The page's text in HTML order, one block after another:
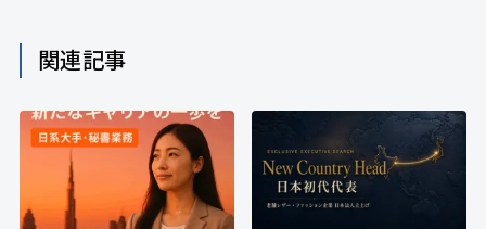
関連記事